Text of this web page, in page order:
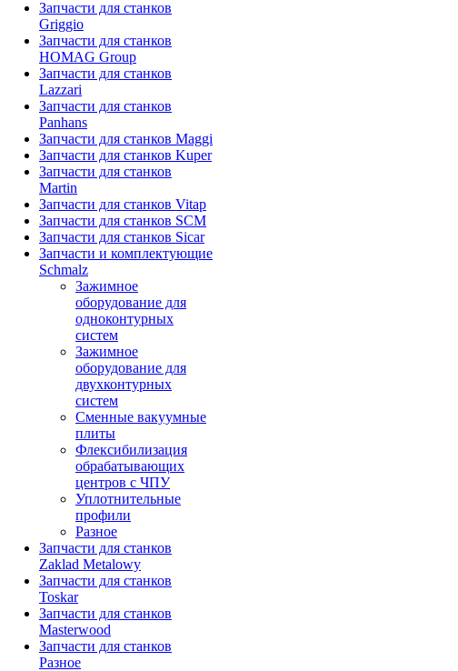
Запчасти для станков
Griggio
Запчасти для станков
HOMAG Group
Запчасти для станков
Lazzari
Запчасти для станков
Panhans
Запчасти для станков Maggi
Запчасти для станков Kuper
Запчасти для станков
Martin
Запчасти для станков Vitap
Запчасти для станков SCM
Запчасти для станков Sicar
Запчасти и комплектующие
Schmalz
Зажимное
оборудование для
одноконтурных
систем
Зажимное
оборудование для
двухконтурных
систем
Сменные вакуумные
плиты
Флексибилизация
обрабатывающих
центров с ЧПУ
Уплотнительные
профили
Разное
Запчасти для станков
Zaklad Metalowy
Запчасти для станков
Toskar
Запчасти для станков
Masterwood
Запчасти для станков
Разное